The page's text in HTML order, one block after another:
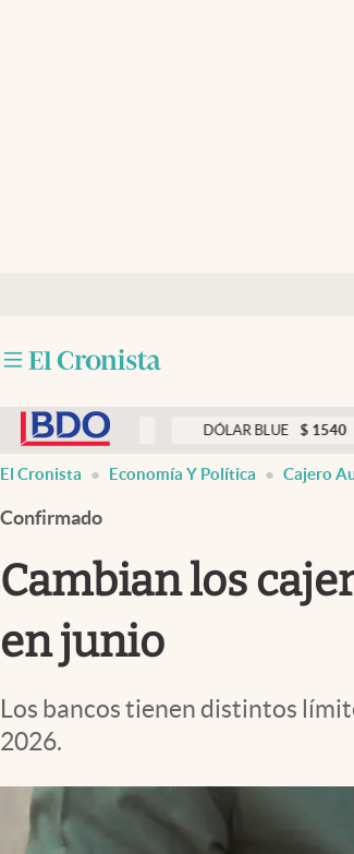
Otras secciones
Clima
Mundial 2026
Eventos Corporativos
El Cronista Studio
Mediakit
abre en nueva pestaña
0.33% DÓLAR BLUE $ 1540 -0.32
El Cronista Economía Y Política Cajero
Confirmado
Cambian los
en junio
Los bancos tienen distintos
2026.